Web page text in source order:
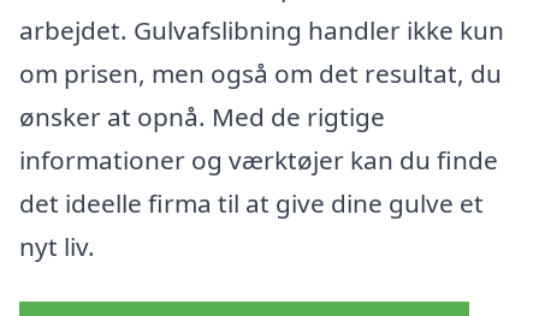
arbejdet. Gulvafslibning handler ikke kun
om prisen, men også om det resultat, du
ønsker at opnå. Med de rigtige
informationer og værktøjer kan du finde
det ideelle firma til at give dine gulve et
nyt liv.